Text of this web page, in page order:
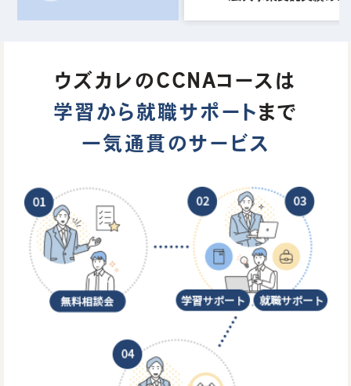
ウズカレのCCNAコースは
学習から就職サポートまで
一気通貫のサービス